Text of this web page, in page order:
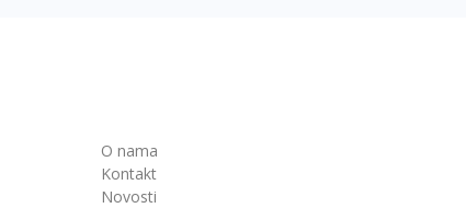
O nama
Kontakt
Novosti